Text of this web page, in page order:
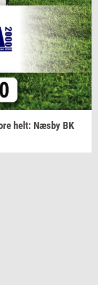
helt: Næsby BK